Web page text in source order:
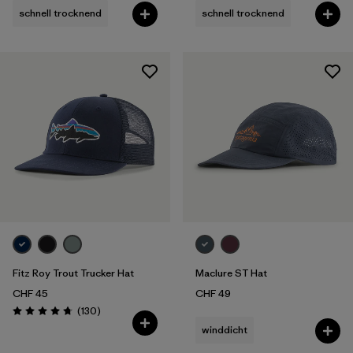
schnell trocknend schnell trocknend
Fitz Roy Trout Trucker Hat
CHF 45
Bewertung: 4.8 / 5
(130Rezensionen
)
Maclure ST Hat
CHF 49
winddicht